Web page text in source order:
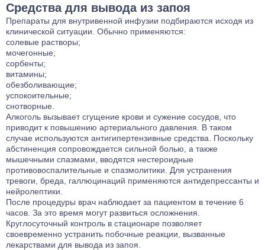
Средства для вывода из запоя
Препараты для внутривенной инфузии подбираются исходя из
клинической ситуации. Обычно применяются:
солевые растворы;
мочегонные;
сорбенты;
витамины;
обезболивающие;
успокоительные;
снотворные.
Алкоголь вызывает сгущение крови и сужение сосудов, что
приводит к повышению артериального давления. В таком
случае используются антигипертензивные средства. Поскольку
абстиненция сопровождается сильной болью, а также
мышечными спазмами, вводятся нестероидные
противовоспалительные и спазмолитики. Для устранения
тревоги, бреда, галлюцинаций применяются антидепрессанты и
нейролептики.
После процедуры врач наблюдает за пациентом в течение 6
часов. За это время могут развиться осложнения.
Круглосуточный контроль в стационаре позволяет
своевременно устранить побочные реакции, вызванные
лекарствами для вывода из запоя.